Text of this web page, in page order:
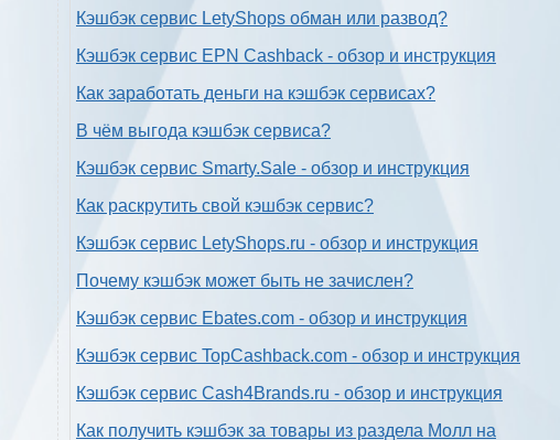
Кэшбэк сервис LetyShops обман или развод?
Кэшбэк сервис EPN Cashback - обзор и инструкция
Как заработать деньги на кэшбэк сервисах?
В чём выгода кэшбэк сервиса?
Кэшбэк сервис Smarty.Sale - обзор и инструкция
Как раскрутить свой кэшбэк сервис?
Кэшбэк сервис LetyShops.ru - обзор и инструкция
Почему кэшбэк может быть не зачислен?
Кэшбэк сервис Ebates.com - обзор и инструкция
Кэшбэк сервис TopCashback.com - обзор и инструкция
Кэшбэк сервис Cash4Brands.ru - обзор и инструкция
Как получить кэшбэк за товары из раздела Молл на